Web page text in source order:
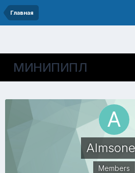
Главная
МИНИПИПЛ
Members